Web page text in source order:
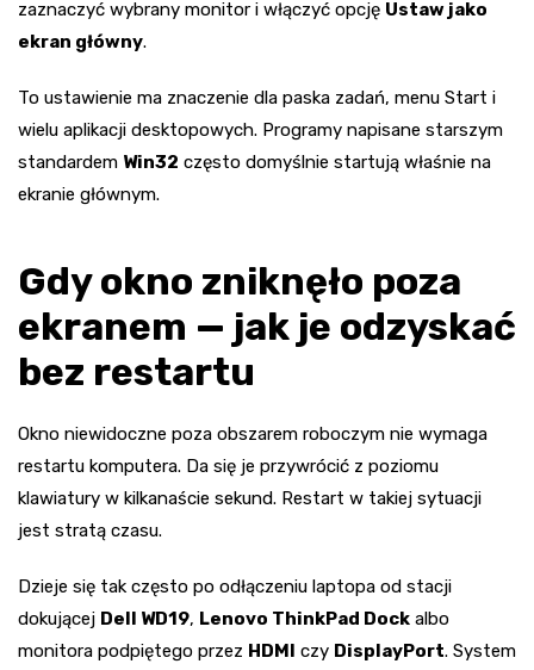
zaznaczyć wybrany monitor i włączyć opcję Ustaw jako
ekran główny.
To ustawienie ma znaczenie dla paska zadań, menu Start i
wielu aplikacji desktopowych. Programy napisane starszym
standardem Win32 często domyślnie startują właśnie na
ekranie głównym.
Gdy okno zniknęło poza
ekranem — jak je odzyskać
bez restartu
Okno niewidoczne poza obszarem roboczym nie wymaga
restartu komputera. Da się je przywrócić z poziomu
klawiatury w kilkanaście sekund. Restart w takiej sytuacji
jest stratą czasu.
Dzieje się tak często po odłączeniu laptopa od stacji
dokującej Dell WD19, Lenovo ThinkPad Dock albo
monitora podpiętego przez HDMI czy DisplayPort. System